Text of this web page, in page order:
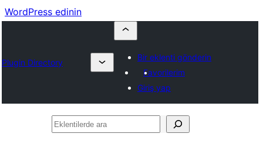
WordPress edinin
Plugin Directory
Bir eklenti gönderin
Favorilerim
Giriş yap
Eklentilerde